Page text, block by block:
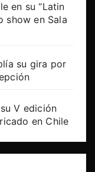
en su “Latin
show en Sala
su gira por
V edición
en Chile